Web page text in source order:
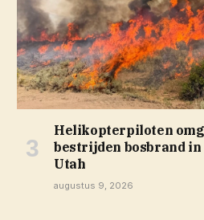
Helikopterpiloten
bestrijden bosbrand
Utah
augustus 9, 2026